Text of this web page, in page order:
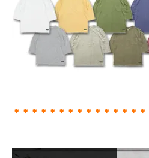
＊＊＊＊＊＊＊＊＊＊＊＊＊＊＊